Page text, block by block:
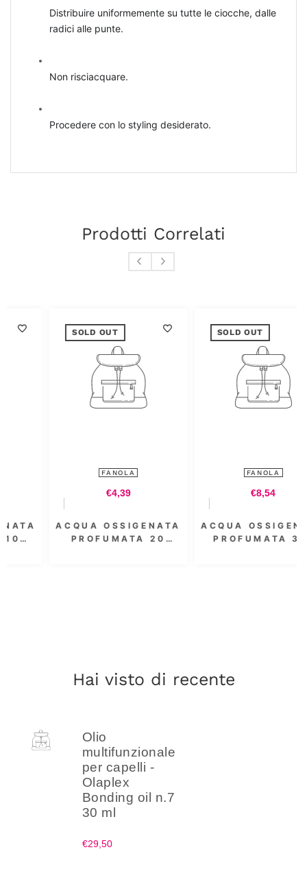
Distribuire uniformemente su tutte le ciocche, dalle
radici alle punte.
Non risciacquare.
Procedere con lo styling desiderato.
Prodotti Correlati
SOLD OUT
ACQUA OSSIGENATA
PROFUMATA 20
SOLD OUT
ACQUA OSSIGENATA
PROFUMATA 3.5
Hai visto di recente
Olio
multifunzionale
per capelli -
Olaplex
Bonding oil n.7
30 ml
€29,50